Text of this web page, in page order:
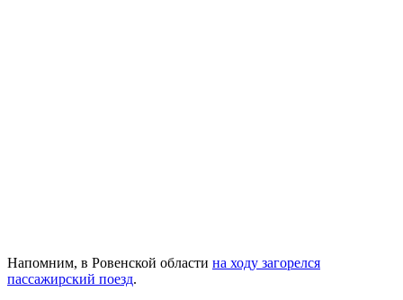
Напомним, в Ровенской области на ходу загорелся
пассажирский поезд.